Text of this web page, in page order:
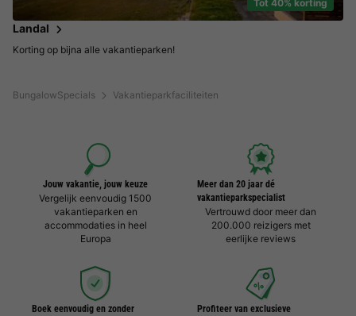
BungalowSpecials Vakantieparkfaciliteiten
Tot 40% korting
Landal
Korting op bijna alle vakantieparken!
Jouw vakantie, jouw keuze
Vergelijk eenvoudig 1500
vakantieparken en
accommodaties in heel
Europa
Meer dan 20 jaar dé
vakantieparkspecialist
Vertrouwd door meer dan
200.000 reizigers met
eerlijke reviews
Boek eenvoudig en zonder
Profiteer van exclusieve